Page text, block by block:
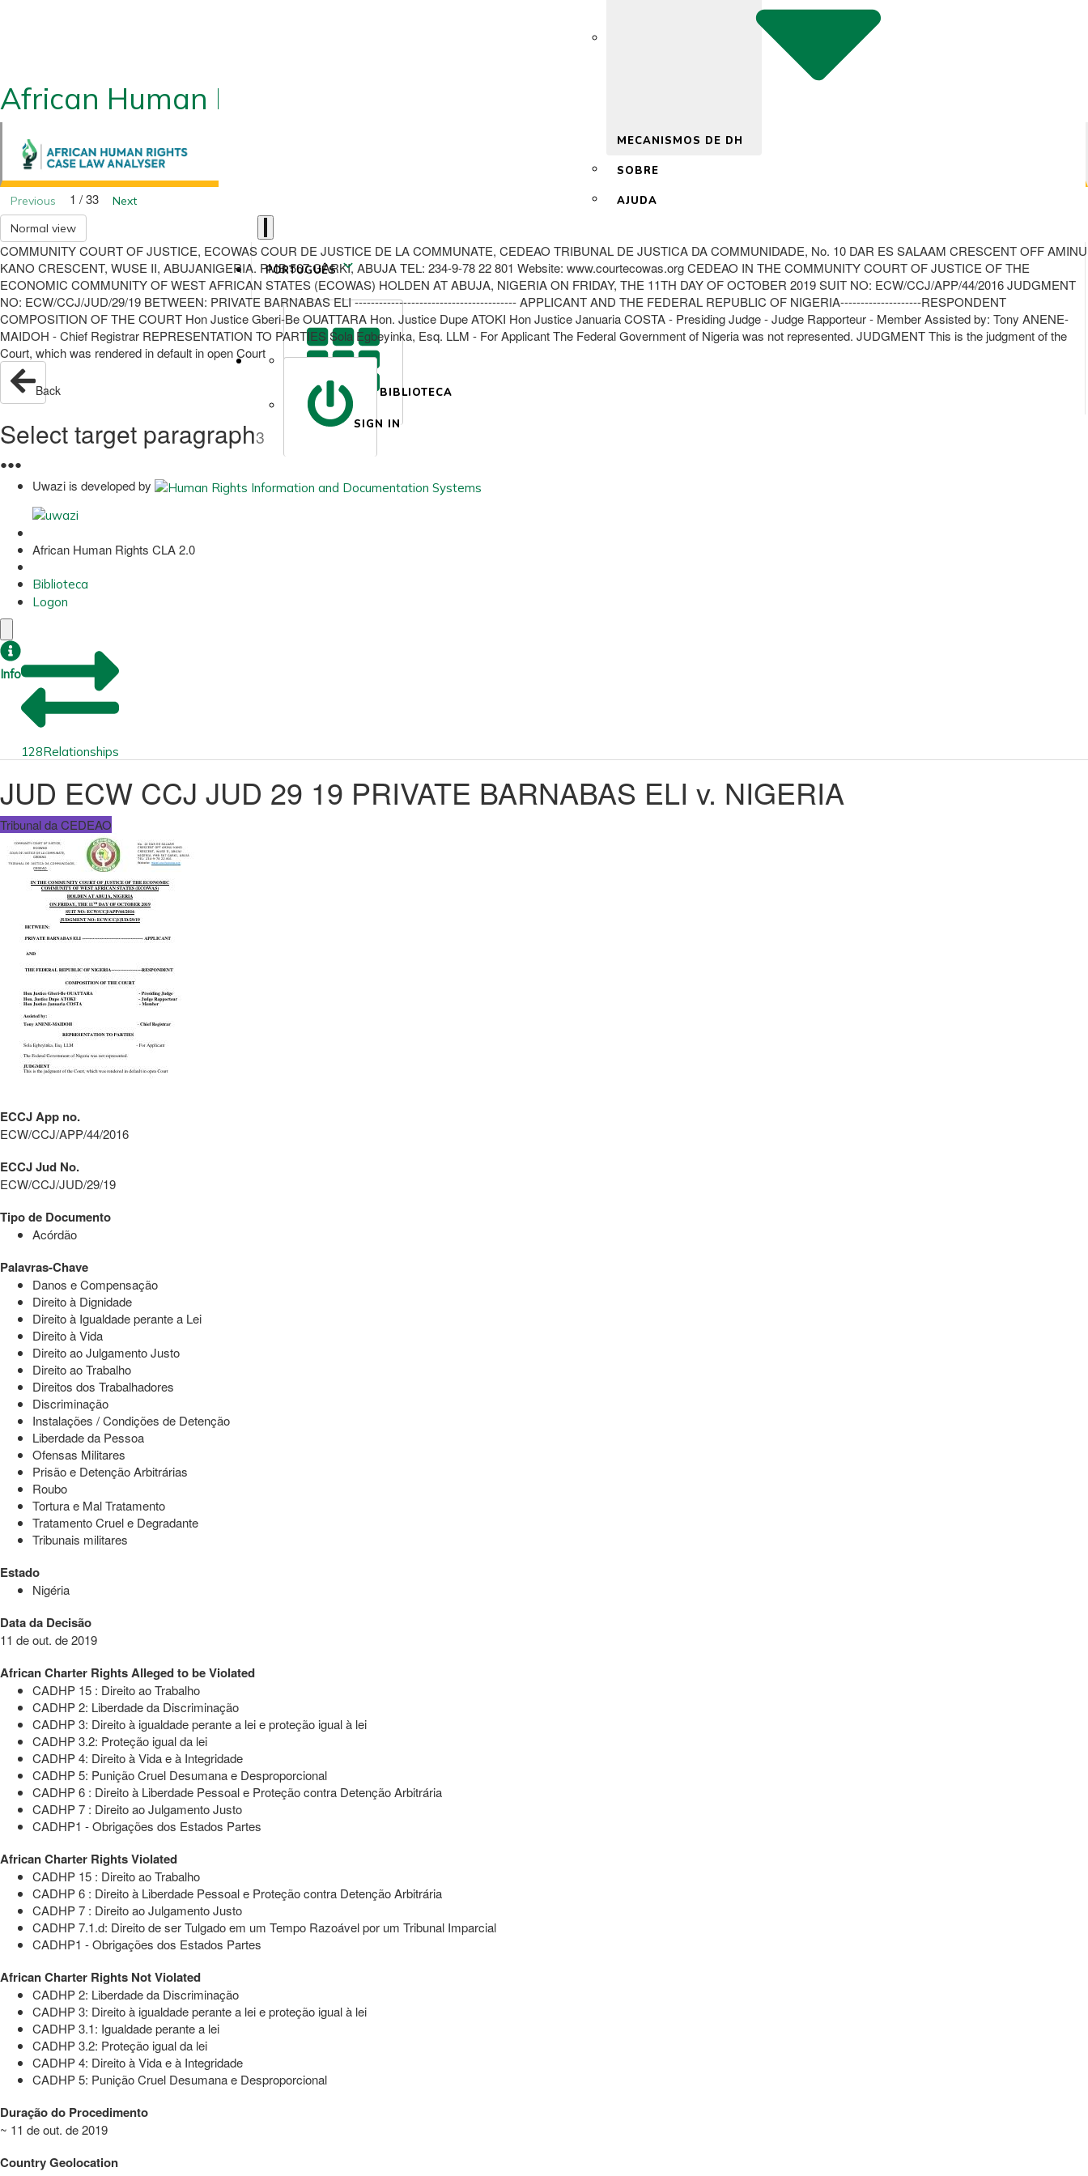
African Human Rights CLA 2.0
MECANISMOS DE DH
SOBRE
AJUDA
PORTUGUÊS
BIBLIOTECA
SIGN IN
Previous 1 / 33
Next
Normal view
COMMUNITY COURT OF JUSTICE, ECOWAS COUR DE JUSTICE DE LA COMMUNATE, CEDEAO TRIBUNAL DE JUSTICA DA COMMUNIDADE, No. 10 DAR ES SALAAM CRESCENT OFF AMINU
KANO CRESCENT, WUSE II, ABUJANIGERIA. PMB 567 GARKI, ABUJA TEL: 234-9-78 22 801 Website: www.courtecowas.org CEDEAO IN THE COMMUNITY COURT OF JUSTICE OF THE
ECONOMIC COMMUNITY OF WEST AFRICAN STATES (ECOWAS) HOLDEN AT ABUJA, NIGERIA ON FRIDAY, THE 11TH DAY OF OCTOBER 2019 SUIT NO: ECW/CCJ/APP/44/2016 JUDGMENT
NO: ECW/CCJ/JUD/29/19 BETWEEN: PRIVATE BARNABAS ELI ---------------------------------------- APPLICANT AND THE FEDERAL REPUBLIC OF NIGERIA--------------------RESPONDENT
COMPOSITION OF THE COURT Hon Justice Gberi-Be OUATTARA Hon. Justice Dupe ATOKI Hon Justice Januaria COSTA - Presiding Judge - Judge Rapporteur - Member Assisted by: Tony ANENE-
MAIDOH - Chief Registrar REPRESENTATION TO PARTIES Sola Egbeyinka, Esq. LLM - For Applicant The Federal Government of Nigeria was not represented. JUDGMENT This is the judgment of the
Court, which was rendered in default in open Court
Back
Select target paragraph3
●●●
Uwazi is developed by
African Human Rights CLA 2.0
Biblioteca
Logon
Info
128Relationships
JUD ECW CCJ JUD 29 19 PRIVATE BARNABAS ELI v. NIGERIA
Tribunal da CEDEAO
ECCJ App no.
ECW/CCJ/APP/44/2016
ECCJ Jud No.
ECW/CCJ/JUD/29/19
Tipo de Documento
Acórdão
Palavras-Chave
Danos e Compensação
Direito à Dignidade
Direito à Igualdade perante a Lei
Direito à Vida
Direito ao Julgamento Justo
Direito ao Trabalho
Direitos dos Trabalhadores
Discriminação
Instalações / Condições de Detenção
Liberdade da Pessoa
Ofensas Militares
Prisão e Detenção Arbitrárias
Roubo
Tortura e Mal Tratamento
Tratamento Cruel e Degradante
Tribunais militares
Estado
Nigéria
Data da Decisão
11 de out. de 2019
African Charter Rights Alleged to be Violated
CADHP 15 : Direito ao Trabalho
CADHP 2: Liberdade da Discriminação
CADHP 3: Direito à igualdade perante a lei e proteção igual à lei
CADHP 3.2: Proteção igual da lei
CADHP 4: Direito à Vida e à Integridade
CADHP 5: Punição Cruel Desumana e Desproporcional
CADHP 6 : Direito à Liberdade Pessoal e Proteção contra Detenção Arbitrária
CADHP 7 : Direito ao Julgamento Justo
CADHP1 - Obrigações dos Estados Partes
African Charter Rights Violated
CADHP 15 : Direito ao Trabalho
CADHP 6 : Direito à Liberdade Pessoal e Proteção contra Detenção Arbitrária
CADHP 7 : Direito ao Julgamento Justo
CADHP 7.1.d: Direito de ser Tulgado em um Tempo Razoável por um Tribunal Imparcial
CADHP1 - Obrigações dos Estados Partes
African Charter Rights Not Violated
CADHP 2: Liberdade da Discriminação
CADHP 3: Direito à igualdade perante a lei e proteção igual à lei
CADHP 3.1: Igualdade perante a lei
CADHP 3.2: Proteção igual da lei
CADHP 4: Direito à Vida e à Integridade
CADHP 5: Punição Cruel Desumana e Desproporcional
Duração do Procedimento
~ 11 de out. de 2019
Country Geolocation